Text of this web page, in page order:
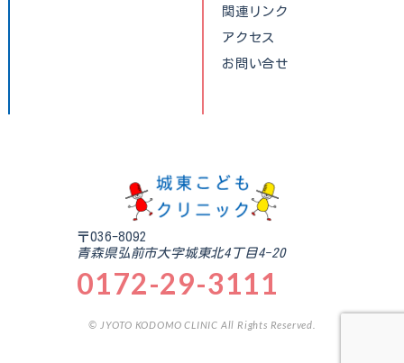
関連リンク
アクセス
お問い合せ
〒036-8092
青森県弘前市大字城東北4丁目4-20
0172-29-3111
© JYOTO KODOMO CLINIC All Rights Reserved.